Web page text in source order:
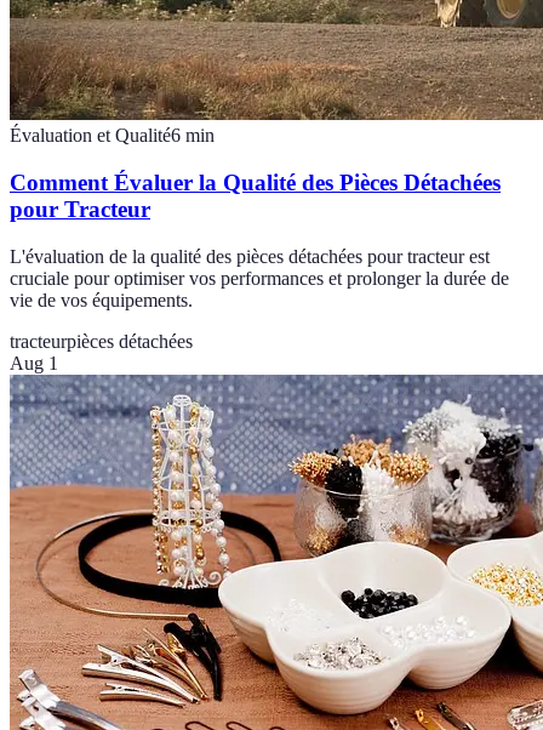
Évaluation et Qualité6 min
Comment Évaluer la Qualité des Pièces Détachées
pour Tracteur
L'évaluation de la qualité des pièces détachées pour tracteur est
cruciale pour optimiser vos performances et prolonger la durée de
vie de vos équipements.
tracteurpièces détachées
Aug 1